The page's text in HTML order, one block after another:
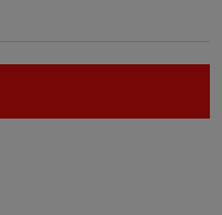
płatności